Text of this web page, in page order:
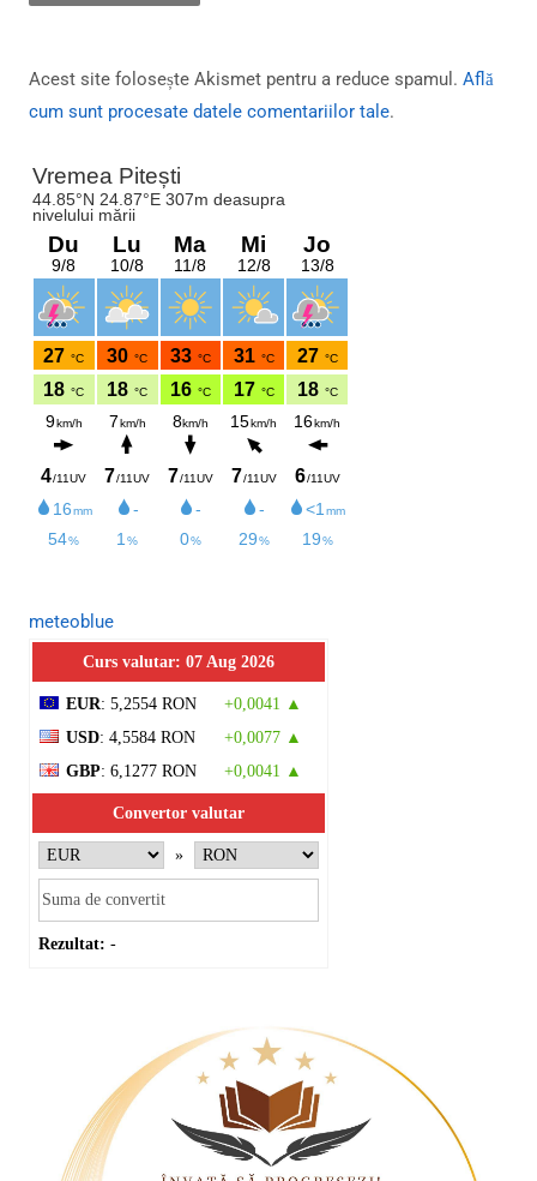
Acest site folosește Akismet pentru a reduce spamul. Află
cum sunt procesate datele comentariilor tale.
meteoblue
Curs valutar: 07 Aug 2026
EUR: 5,2554 RON
+0,0041 ▲
USD: 4,5584 RON
+0,0077 ▲
GBP: 6,1277 RON +0,0041 ▲
Convertor valutar
»
Rezultat: -